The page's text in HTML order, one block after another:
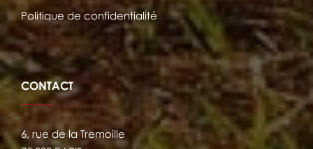
Politique de confidentialité
CONTACT
6, rue de la Tremoille